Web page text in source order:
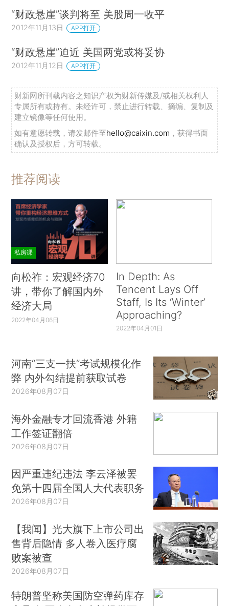
“财政悬崖”谈判将至 美股周一收平
2012年11月13日 APP打开
“财政悬崖”迫近 美国两党或将妥协
2012年11月12日 APP打开
财新网所刊载内容之知识产权为财新传媒及/或相关权利人
专属所有或持有。未经许可，禁止进行转载、摘编、复制及
建立镜像等任何使用。
如有意愿转载，请发邮件至hello@caixin.com ，获得书面
确认及授权后，方可转载。
推荐阅读
私房课
向松祚：宏观经济70
讲，带你了解国内外
经济大局
2022年04月06日
In Depth: As
Tencent Lays Off
Staff, Is Its ‘Winter’
Approaching?
2022年04月01日
河南“三支一扶”考试规模化作
弊 内外勾结提前获取试卷
2026年08月07日
海外金融专才回流香港 外籍
工作签证翻倍
2026年08月07日
因严重违纪违法 李云泽被罢
免第十四届全国人大代表职务
2026年08月07日
【我闻】光大旗下上市公司出
售背后隐情 多人卷入医疗腐
败案被查
2026年08月07日
特朗普坚称美国防空弹药库存